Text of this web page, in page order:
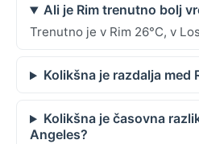
Ali je Rim trenutno bolj
Trenutno je v Rim 26°C, v
Kolikšna je razdalja med
Kolikšna je časovna
Angeles?